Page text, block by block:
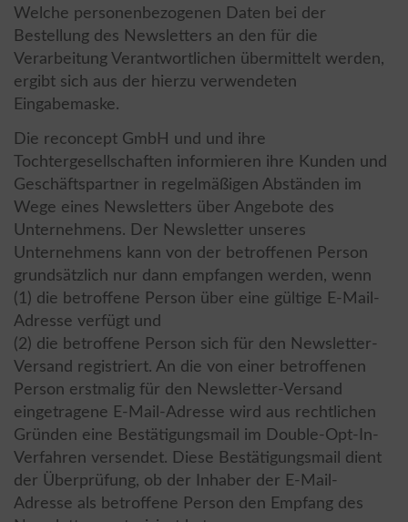
Welche personenbezogenen Daten bei der
Bestellung des Newsletters an den für die
Verarbeitung Verantwortlichen übermittelt werden,
ergibt sich aus der hierzu verwendeten
Eingabemaske.
Die reconcept GmbH und und ihre
Tochtergesellschaften informieren ihre Kunden und
Geschäftspartner in regelmäßigen Abständen im
Wege eines Newsletters über Angebote des
Unternehmens. Der Newsletter unseres
Unternehmens kann von der betroffenen Person
grundsätzlich nur dann empfangen werden, wenn
(1) die betroffene Person über eine gültige E-Mail-
Adresse verfügt und
(2) die betroffene Person sich für den Newsletter-
Versand registriert. An die von einer betroffenen
Person erstmalig für den Newsletter-Versand
eingetragene E-Mail-Adresse wird aus rechtlichen
Gründen eine Bestätigungsmail im Double-Opt-In-
Verfahren versendet. Diese Bestätigungsmail dient
der Überprüfung, ob der Inhaber der E-Mail-
Adresse als betroffene Person den Empfang des